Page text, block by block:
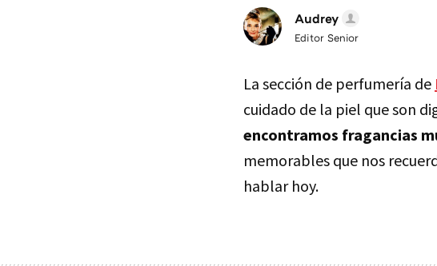
Audrey
Editor Senior
La sección de perfumería de
cuidado de la piel que son
encontramos fragancias
memorables que nos
hablar hoy.